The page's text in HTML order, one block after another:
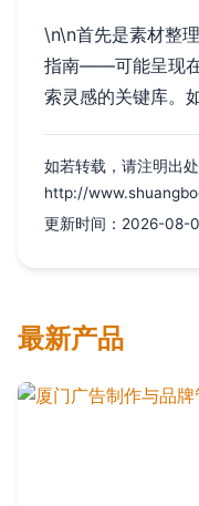
\n\n首先是素材整
指南——可能呈现
索灵感的关键库。
如若转载，请注明出处
http://
更新时间：2026-08-
最新产品